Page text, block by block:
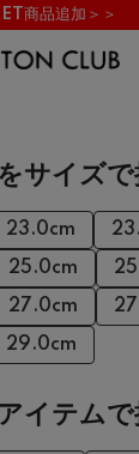
商品追加＞＞
サイズで
23.0cm
25.0cm
27.0cm
29.0cm
イテムで